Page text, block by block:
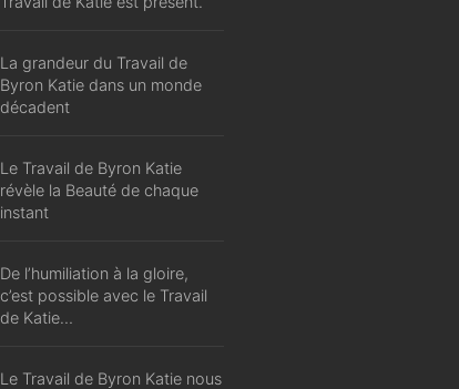
La grandeur du Travail de
Byron Katie dans un monde
décadent
Le Travail de Byron Katie
révèle la Beauté de chaque
instant
De l’humiliation à la gloire,
c’est possible avec le Travail
de Katie…
Le Travail de Byron Katie nous